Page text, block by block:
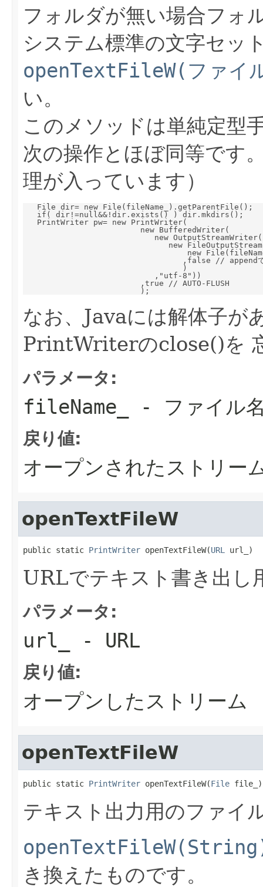
フォルダが無い場合フォ
システム標準の文字セッ
openTextFileW(ファ
い。
このメソッドは単純定型
次の操作とほぼ同等です
理が入っています）
   File dir= new File(fileName_).getParentFile();
   if( dir!=null&&!dir.exists() ) dir.mkdirs();
   PrintWriter pw= new PrintWriter(
                         new BufferedWriter(
                            new OutputStreamWriter(
new
new
,false // appendで
                                  )
                            ,"utf-8"))
                         ,true // AUTO-FLUSH
なお、Javaには解体子が
PrintWriterのclose()を
パラメータ:
fileName_ - ファイル
戻り値:
オープンされたストリー
openTextFileW
public static PrintWriter openTextFileW(URL url_)
URLでテキスト書き出し
パラメータ:
url_ - URL
戻り値:
オープンしたストリーム
openTextFileW
public static PrintWriter openTextFileW(File file_)
テキスト出力用のファイ
き換えたものです。